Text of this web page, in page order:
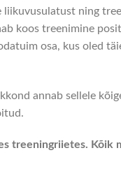
liikuvusulatust ning
koos treenimine
osa, kus oled
annab sellele
treeningriietes. Kõik